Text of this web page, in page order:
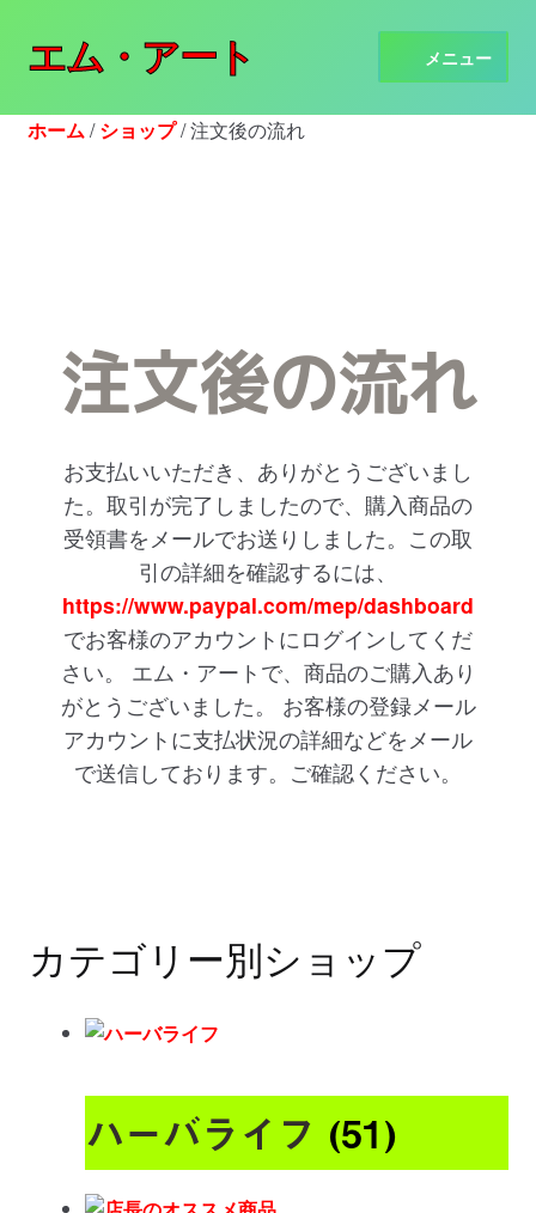
ナ
ビ
ー
コ
ン
ン
エム・アート メニュー
ホーム
ショッピングカート
利用方法
特定商取引法
運営会社
サイトマップ
お問合せ
ホーム/ショップ/注文後の流れ
注文後の流れ
お支払いいただき、ありがとうございまし
た。取引が完了しましたので、購入商品の
受領書をメールでお送りしました。この取
引の詳細を確認するには、
https://www.paypal.com/mep/dashboard
でお客様のアカウントにログインしてくだ
さい。 エム・アートで、商品のご購入あり
がとうございました。 お客様の登録メール
アカウントに支払状況の詳細などをメール
で送信しております。ご確認ください。
カテゴリー別ショップ
ハーバライフ (51)